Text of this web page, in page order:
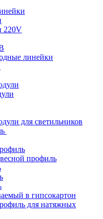
220V
линейки
для светильников
профиль
в гипсокартон
для натяжных